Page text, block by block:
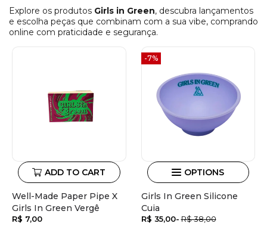
Explore os produtos Girls in Green, descubra lançamentos
e escolha peças que combinam com a sua vibe, comprando
online com praticidade e segurança.
ADD TO CART
Well-Made Paper Pipe X
Girls In Green Vergê
Regular
R$ 7,00
-7%
OPTIONS
Girls In Green Silicone
Cuia
R$ 35,00 R$ 38,00